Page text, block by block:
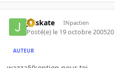
jetskate INpactien
Posté(e) le 19 octobre 200520
AUTEUR